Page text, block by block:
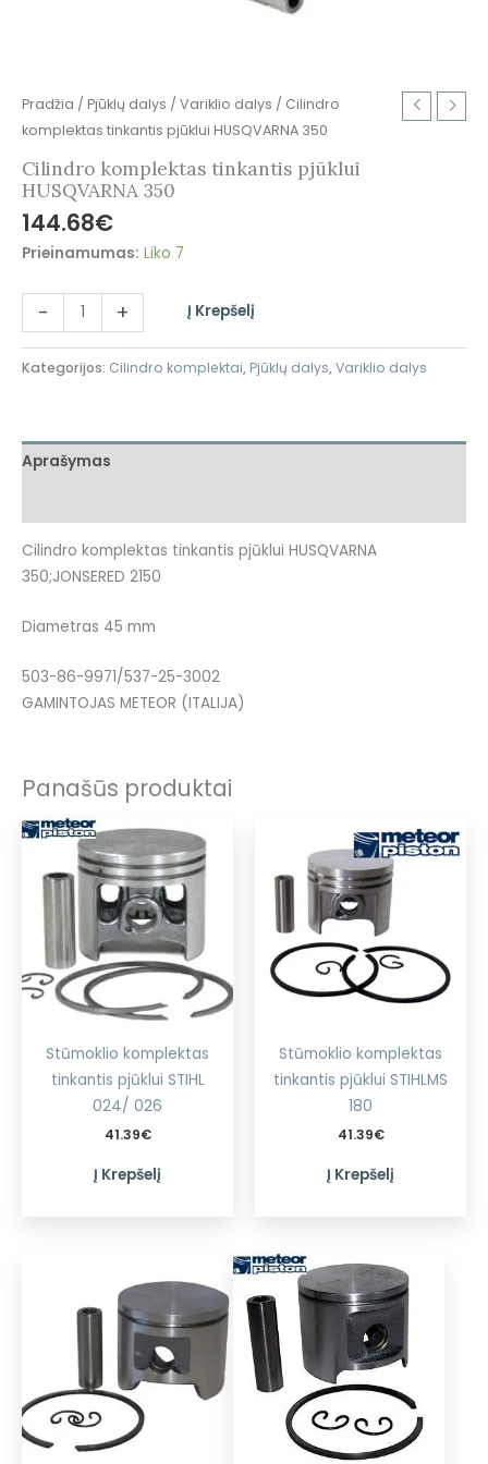
Pradžia / Pjūklų dalys / Variklio dalys / Cilindro
komplektas tinkantis pjūklui HUSQVARNA 350
Cilindro komplektas tinkantis pjūklui
HUSQVARNA 350
144.68€
Prieinamumas: Liko 7
- + Į Krepšelį
Kategorijos: Cilindro komplektai, Pjūklų dalys,Variklio dalys
Aprašymas
Cilindro komplektas tinkantis pjūklui HUSQVARNA
350;JONSERED 2150
Diametras 45 mm
503-86-9971/537-25-3002
GAMINTOJAS METEOR (ITALIJA)
Panašūs produktai
Stūmoklio komplektas
tinkantis pjūklui STIHL
024/ 026
41.39€
Į Krepšelį
Stūmoklio komplektas
tinkantis pjūklui STIHLMS
180
41.39€
Į Krepšelį